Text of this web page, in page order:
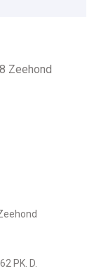
Zeehond
PK. D.